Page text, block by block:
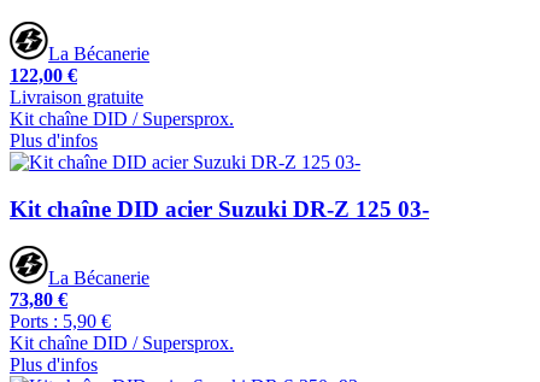
La Bécanerie
122,00 €
Livraison gratuite
Kit chaîne DID / Supersprox.
Plus d'infos
Kit chaîne DID acier Suzuki DR-Z 125 03-
La Bécanerie
73,80 €
Ports : 5,90 €
Kit chaîne DID / Supersprox.
Plus d'infos